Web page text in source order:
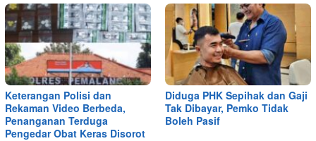
Keterangan Polisi dan
Rekaman Video Berbeda,
Penanganan Terduga
Pengedar Obat Keras Disorot
Diduga PHK Sepihak dan Gaji
Tak Dibayar, Pemko Tidak
Boleh Pasif